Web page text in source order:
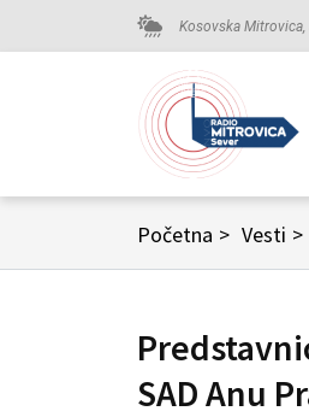
Kosovska Mitrovica,
Početna > Vesti >
SAD Anu